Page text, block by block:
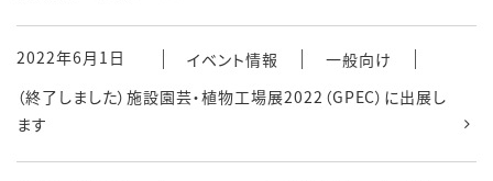
2022年6月1日 イベント情報
一般向け
（終了しました）施設園芸・植物工場展2022（GPEC）に出展し
ます